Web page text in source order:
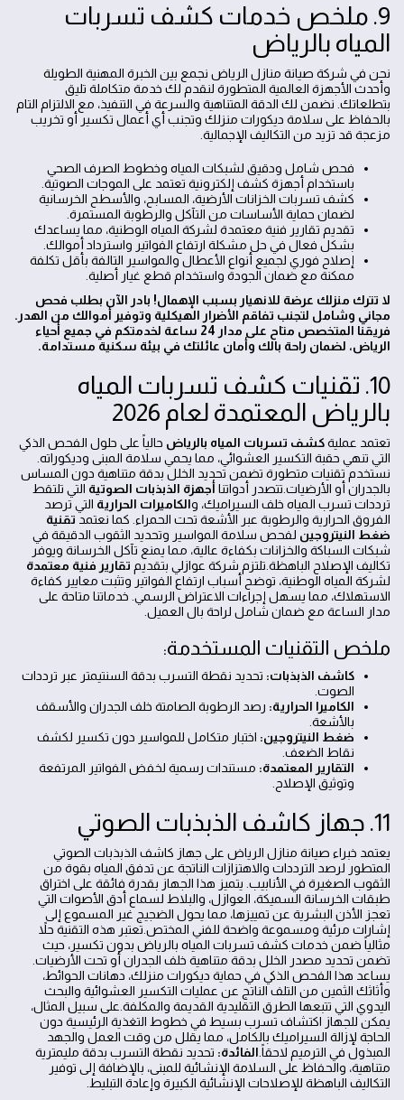
9. ملخص خدمات كشف تسربات
المياه بالرياض
نحن في شركة صيانة منازل الرياض نجمع بين الخبرة المهنية الطويلة
وأحدث الأجهزة العالمية المتطورة لنقدم لك خدمة متكاملة تليق
بتطلعاتك. نضمن لك الدقة المتناهية والسرعة في التنفيذ، مع الالتزام التام
بالحفاظ على سلامة ديكورات منزلك وتجنب أي أعمال تكسير أو تخريب
مزعجة قد تزيد من التكاليف الإجمالية.
فحص شامل ودقيق لشبكات المياه وخطوط الصرف الصحي
باستخدام أجهزة كشف إلكترونية تعتمد على الموجات الصوتية.
كشف تسربات الخزانات الأرضية، المسابح، والأسطح الخرسانية
لضمان حماية الأساسات من التآكل والرطوبة المستمرة.
تقديم تقارير فنية معتمدة لشركة المياه الوطنية، مما يساعدك
بشكل فعال في حل مشكلة ارتفاع الفواتير واسترداد أموالك.
إصلاح فوري لجميع أنواع الأعطال والمواسير التالفة بأقل تكلفة
ممكنة مع ضمان الجودة واستخدام قطع غيار أصلية.
لا تترك منزلك عرضة للانهيار بسبب الإهمال! بادر الآن بطلب فحص
مجاني وشامل لتجنب تفاقم الأضرار الهيكلية وتوفير أموالك من الهدر.
فريقنا المتخصص متاح على مدار 24 ساعة لخدمتكم في جميع أحياء
الرياض، لضمان راحة بالك وأمان عائلتك في بيئة سكنية مستدامة.
10. تقنيات كشف تسربات المياه
بالرياض المعتمدة لعام 2026
تعتمد عمليةكشف تسربات المياه بالرياض حالياً على حلول الفحص الذكي
التي تنهي حقبة التكسير العشوائي، مما يحمي سلامة المبنى وديكوراته.
نستخدم تقنيات متطورة تضمن تحديد الخلل بدقة متناهية دون المساس
بالجدران أو الأرضيات.تتصدر أدواتناأجهزة الذبذبات الصوتية التي تلتقط
ترددات تسرب المياه خلف السيراميك، والكاميرات الحرارية التي ترصد
الفروق الحرارية والرطوبة عبر الأشعة تحت الحمراء. كما نعتمد تقنية
ضغط النيتروجين لفحص سلامة المواسير وتحديد الثقوب الدقيقة في
شبكات السباكة والخزانات بكفاءة عالية، مما يمنع تآكل الخرسانة ويوفر
تكاليف الإصلاح الباهظة.تلتزم شركة عوازلي بتقديم تقارير فنية معتمدة
لشركة المياه الوطنية، توضح أسباب ارتفاع الفواتير وتثبت معايير كفاءة
الاستهلاك، مما يسهل إجراءات الاعتراض الرسمي. خدماتنا متاحة على
مدار الساعة مع ضمان شامل لراحة بال العميل.
ملخص التقنيات المستخدمة:
كاشف الذبذبات: تحديد نقطة التسرب بدقة السنتيمتر عبر ترددات
الصوت.
الكاميرا الحرارية: رصد الرطوبة الصامتة خلف الجدران والأسقف
بالأشعة.
ضغط النيتروجين: اختبار متكامل للمواسير دون تكسير لكشف
نقاط الضعف.
التقارير المعتمدة: مستندات رسمية لخفض الفواتير المرتفعة
وتوثيق الإصلاح.
11. جهاز كاشف الذبذبات الصوتي
يعتمد خبراء صيانة منازل الرياض على جهاز كاشف الذبذبات الصوتي
المتطور لرصد الترددات والاهتزازات الناتجة عن تدفق المياه بقوة من
الثقوب الصغيرة في الأنابيب. يتميز هذا الجهاز بقدرة فائقة على اختراق
طبقات الخرسانة السميكة، العوازل، والبلاط لسماع أدق الأصوات التي
تعجز الأذن البشرية عن تمييزها، مما يحول الضجيج غير المسموع إلى
إشارات مرئية ومسموعة واضحة للفني المختص.تعتبر هذه التقنية حلاً
مثالياً ضمن خدمات كشف تسربات المياه بالرياض بدون تكسير، حيث
تضمن تحديد مصدر الخلل بدقة متناهية خلف الجدران أو تحت الأرضيات.
يساعد هذا الفحص الذكي في حماية ديكورات منزلك، دهانات الحوائط،
وأثاثك الثمين من التلف الناتج عن عمليات التكسير العشوائية والبحث
اليدوي التي تتبعها الطرق التقليدية القديمة والمكلفة.على سبيل المثال،
يمكن للجهاز اكتشاف تسرب بسيط في خطوط التغذية الرئيسية دون
الحاجة لإزالة السيراميك بالكامل، مما يقلل من وقت العمل والجهد
المبذول في الترميم لاحقاً. الفائدة: تحديد نقطة التسرب بدقة مليمترية
متناهية، والحفاظ على السلامة الإنشائية للمبنى، بالإضافة إلى توفير
التكاليف الباهظة للإصلاحات الإنشائية الكبيرة وإعادة التبليط.